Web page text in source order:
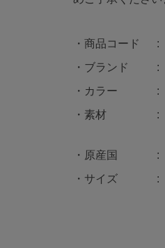
商品コード
ブランド
カラー
素材
原産国
サイズ